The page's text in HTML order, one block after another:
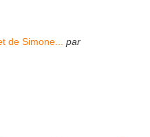
de Simone...
par